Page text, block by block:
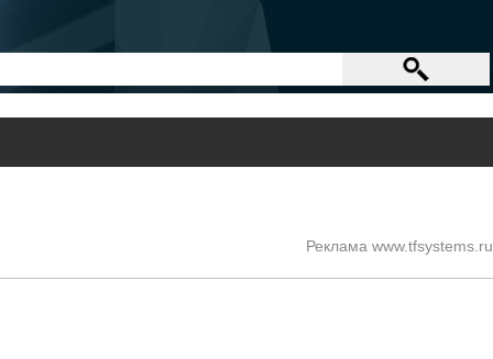
Реклама www.tfsystems.ru